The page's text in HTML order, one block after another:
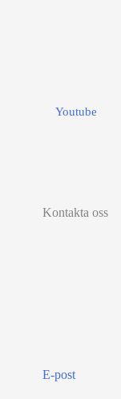
Youtube
Kontakta oss
E-post